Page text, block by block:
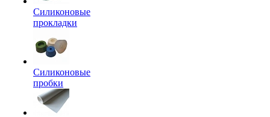
Силиконовые
прокладки
Силиконовые
пробки